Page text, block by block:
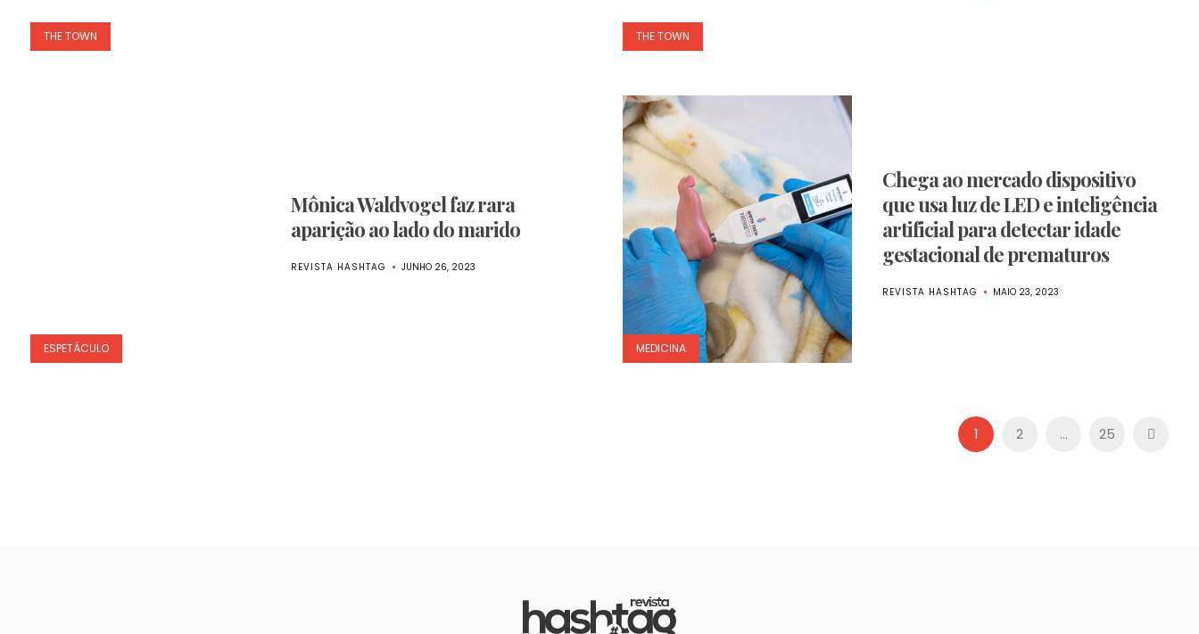
THE TOWN THE TOWN
ESPETÁCULO
Mônica Waldvogel faz rara
aparição ao lado do marido
REVISTA HASHTAG JUNHO 26, 2023
MEDICINA
Chega ao mercado dispositivo
que usa luz de LED e inteligência
artificial para detectar idade
gestacional de prematuros
REVISTA HASHTAG MAIO 23, 2023
1 2 … 25